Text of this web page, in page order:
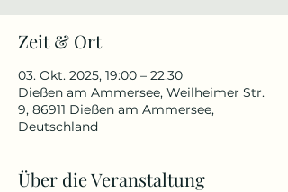
Zeit & Ort
03. Okt. 2025, 19:00 – 22:30
Dießen am Ammersee, Weilheimer Str.
9, 86911 Dießen am Ammersee,
Deutschland
Über die Veranstaltung